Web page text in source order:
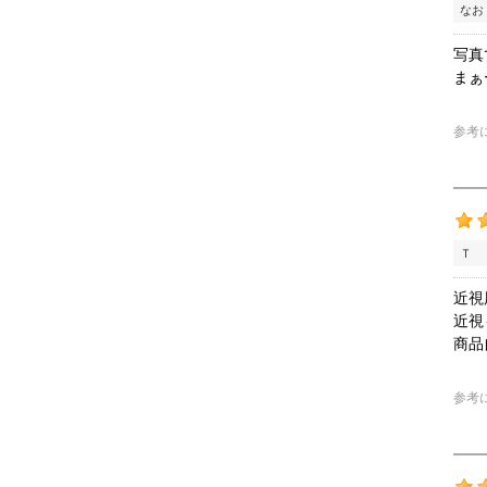
な
写真
ま
参考
Ｔ
近視
近視
商品
参考